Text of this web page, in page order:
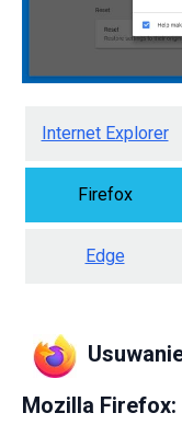
Internet Explorer
Firefox
Edge
Mozilla Firefox: